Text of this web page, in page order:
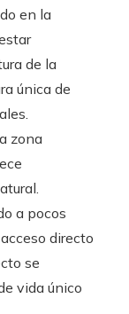
en la
de la
única de
zona
a pocos
directo
se
vida único